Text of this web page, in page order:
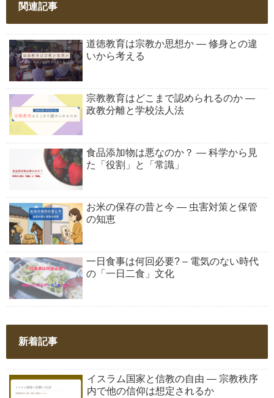
関連記事
道徳教育は宗教か思想か ― 修身との違
いから考える
宗教教育はどこまで認められるのか ―
政教分離と学校法人法
食品添加物は悪なのか？ ― 科学から見
た「役割」と「常識」
お米の保存の昔と今 ― 虫害対策と保管
の知恵
一日食事は何回必要? – 電気のない時代
の「一日二食」文化
新着記事
イスラム国家と信教の自由 ― 宗教秩序
内で他の信仰は想定されるか